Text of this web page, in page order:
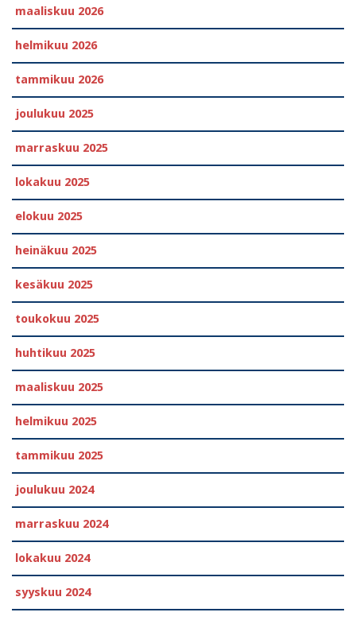
maaliskuu 2026
helmikuu 2026
tammikuu 2026
joulukuu 2025
marraskuu 2025
lokakuu 2025
elokuu 2025
heinäkuu 2025
kesäkuu 2025
toukokuu 2025
huhtikuu 2025
maaliskuu 2025
helmikuu 2025
tammikuu 2025
joulukuu 2024
marraskuu 2024
lokakuu 2024
syyskuu 2024